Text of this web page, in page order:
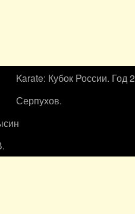
Karate: Кубок России. Год
Серпухов.